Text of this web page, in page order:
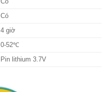
Có
Có
4 giờ
0-52℃
Pin lithium 3.7V